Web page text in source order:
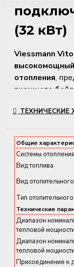
(32 кВт)
Viessmann
высокомощный
отопления,
внешнего
многоэтажных
Благодаря
регулирует
потребности,
MatriX-Plus,
Inox-Radial
многих лет.
ТЕХНИЧЕСКИЕ
Общие
Системы отопления
Вид топлива
Вид
Тип
Технические
Диапазон
тепловой
Диапазон
тепловой
Присоединение к